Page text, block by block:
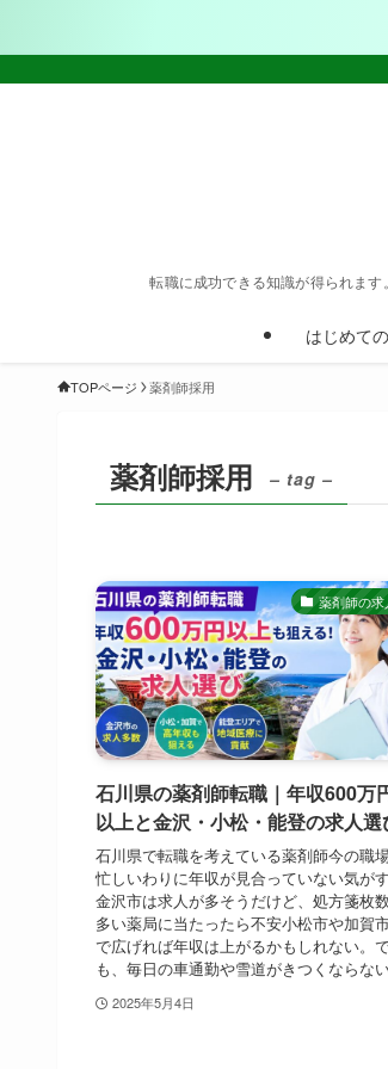
転職に成功できる知識が得られま
はじめて
TOPページ 薬剤師採用
薬剤師採用 – tag –
薬剤師の求
石川県の薬剤師転職｜年収600万
以上と金沢・小松・能登の求人選
石川県で転職を考えている薬剤師今の職場
忙しいわりに年収が見合っていない気が
金沢市は求人が多そうだけど、処方箋枚
多い薬局に当たったら不安小松市や加賀
で広げれば年収は上がるかもしれない。
も、毎日の車通勤や雪道がきつくならな
2025年5月4日